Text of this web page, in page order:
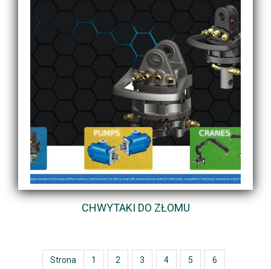
CHWYTAKI DO ZŁOMU
Strona 1 2 3 4 5 6